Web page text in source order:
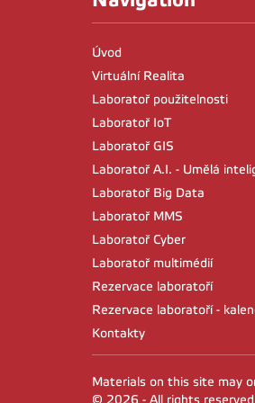
Úvod
Virtuální Realita
Laboratoř použitelnosti
Laboratoř IoT
Laboratoř GIS
Laboratoř A.I. - Umělá
Laboratoř Big Data
Laboratoř MMS
Laboratoř Cyber
Laboratoř multimédií
Rezervace laboratoří
Rezervace laboratoří -
Kontakty
Materials on this site may
© 2026 - All rights reserved